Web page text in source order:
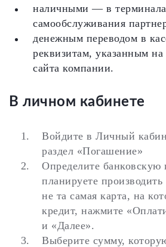
наличными — в
самообслуживания
денежным переводом в
реквизитам, указанным на
сайта компании.
В личном кабинете
Войдите в Личный
раздел «Погашение»
Определите банковскую
планируете
не та самая карта, на
кредит, нажмите
и «Далее».
Выберите сумму,